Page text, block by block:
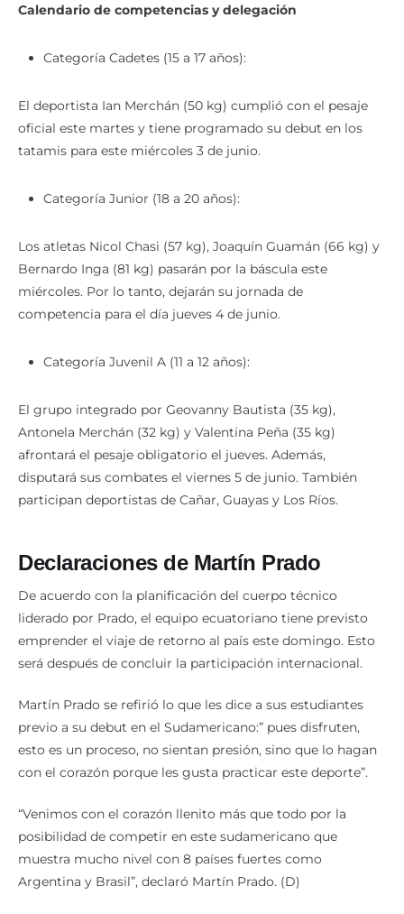
Calendario de competencias y delegación
Categoría Cadetes (15 a 17 años):
El deportista Ian Merchán (50 kg) cumplió con el pesaje
oficial este martes y tiene programado su debut en los
tatamis para este miércoles 3 de junio.
Categoría Junior (18 a 20 años):
Los atletas Nicol Chasi (57 kg), Joaquín Guamán (66 kg) y
Bernardo Inga (81 kg) pasarán por la báscula este
miércoles. Por lo tanto, dejarán su jornada de
competencia para el día jueves 4 de junio.
Categoría Juvenil A (11 a 12 años):
El grupo integrado por Geovanny Bautista (35 kg),
Antonela Merchán (32 kg) y Valentina Peña (35 kg)
afrontará el pesaje obligatorio el jueves. Además,
disputará sus combates el viernes 5 de junio. También
participan deportistas de Cañar, Guayas y Los Ríos.
Declaraciones de Martín Prado
De acuerdo con la planificación del cuerpo técnico
liderado por Prado, el equipo ecuatoriano tiene previsto
emprender el viaje de retorno al país este domingo. Esto
será después de concluir la participación internacional.
Martín Prado se refirió lo que les dice a sus estudiantes
previo a su debut en el Sudamericano:” pues disfruten,
esto es un proceso, no sientan presión, sino que lo hagan
con el corazón porque les gusta practicar este deporte”.
“Venimos con el corazón llenito más que todo por la
posibilidad de competir en este sudamericano que
muestra mucho nivel con 8 países fuertes como
Argentina y Brasil”, declaró Martín Prado. (D)